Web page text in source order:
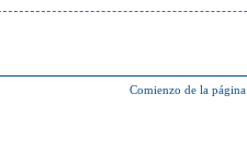
Comienzo de la página